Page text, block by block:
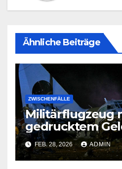
Ähnliche Beiträge
ZWISCHENFÄLLE
Militärflugzeug
gedrucktem
Bolivien ab
FEB. 28, 2026 ADMIN